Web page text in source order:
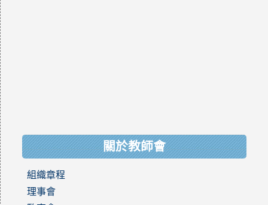
關於教師會
組織章程
理事會